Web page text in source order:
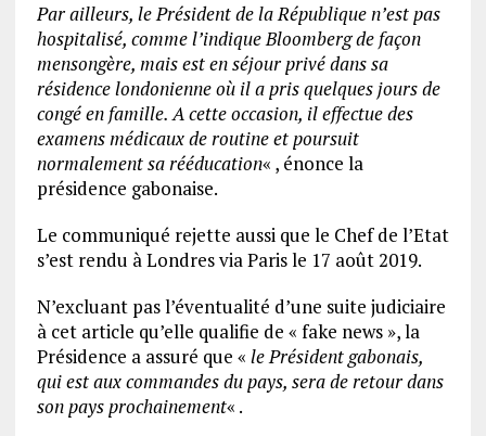
Par ailleurs, le Président de la République n’est pas
hospitalisé, comme l’indique Bloomberg de façon
mensongère, mais est en séjour privé dans sa
résidence londonienne où il a pris quelques jours de
congé en famille. A cette occasion, il effectue des
examens médicaux de routine et poursuit
normalement sa rééducation« , énonce la
présidence gabonaise.
Le communiqué rejette aussi que le Chef de l’Etat
s’est rendu à Londres via Paris le 17 août 2019.
N’excluant pas l’éventualité d’une suite judiciaire
à cet article qu’elle qualifie de « fake news », la
Présidence a assuré que « le Président gabonais,
qui est aux commandes du pays, sera de retour dans
son pays prochainement« .